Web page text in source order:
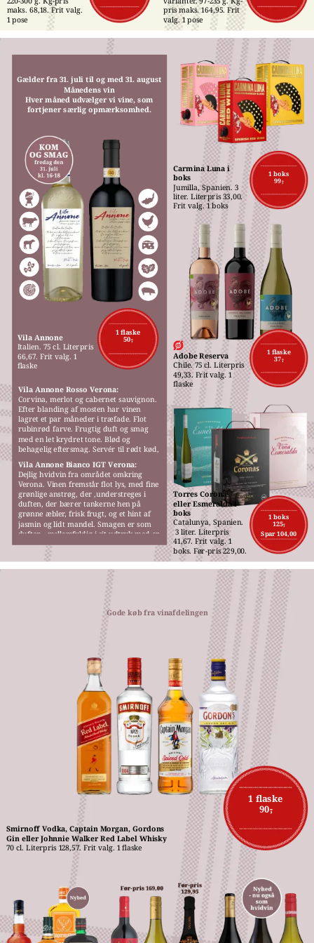
maks. 68,18. Frit valg.
1 pose
pris maks. 164,95. Frit
valg. 1 pose
1 flaske
50,-
Vila Annone
Italien. 75 cl. Literpris
66,67. Frit valg. 1
flaske
1 boks
99,-
Carmina Luna i
boks
Jumilla, Spanien. 3
liter. Literpris 33,00.
Frit valg. 1 boks
1 flaske
37,-
Adobe Reserva
Chile. 75 cl. Literpris
49,33. Frit valg. 1
flaske
Gælder fra 31. juli til og med 31. august
Månedens vin
Hver måned udvælger vi vine, som
fortjener særlig opmærksomhed.
1 boks
125,-
Spar 104,00
Torres Coronas
eller Esmeralda i
boks
Catalunya, Spanien.
3 liter. Literpris
41,67. Frit valg. 1
boks. Før-pris 229,00.
Vila Annone Rosso Verona:
Corvina, merlot og cabernet sauvignon.
Efter blanding af mosten har vinen
lagret et par måneder i træfade. Flot
rubinrød farve. Frugtig duft og smag
med en let krydret tone. Blød og
behagelig eftersmag. Servér til rødt kød,
Vila Annone Bianco IGT Verona:
Dejlig hvidvin fra området omkring
Verona. Vinen fremstår flot lys, med fine
grønlige anstrøg, der ,understreges i
duften, der bærer tankerne hen på
grønne æbler, frisk frugt, og et hint af
jasmin og lidt mandel. Smagen er som
duften,  mellemfyldig i sit udtryk med en
behagelig blødhed.
1 flaske
90,-
Smirnoff Vodka, Captain Morgan, Gordons
Gin eller Johnnie Walker Red Label Whisky
70 cl. Literpris 128,57. Frit valg. 1 flaske
Gode køb fra vinafdelingen